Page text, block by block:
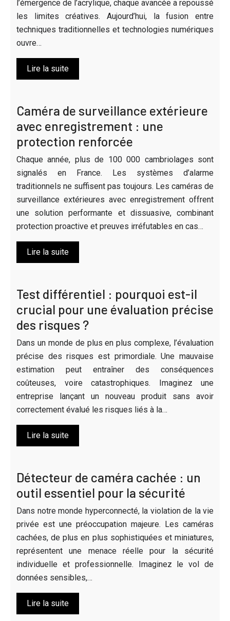
l’émergence de l’acrylique, chaque avancée a repoussé
les limites créatives. Aujourd’hui, la fusion entre
techniques traditionnelles et technologies numériques
ouvre…
Lire la suite
Caméra de surveillance extérieure
avec enregistrement : une
protection renforcée
Chaque année, plus de 100 000 cambriolages sont
signalés en France. Les systèmes d’alarme
traditionnels ne suffisent pas toujours. Les caméras de
surveillance extérieures avec enregistrement offrent
une solution performante et dissuasive, combinant
protection proactive et preuves irréfutables en cas…
Lire la suite
Test différentiel : pourquoi est-il
crucial pour une évaluation précise
des risques ?
Dans un monde de plus en plus complexe, l’évaluation
précise des risques est primordiale. Une mauvaise
estimation peut entraîner des conséquences
coûteuses, voire catastrophiques. Imaginez une
entreprise lançant un nouveau produit sans avoir
correctement évalué les risques liés à la…
Lire la suite
Détecteur de caméra cachée : un
outil essentiel pour la sécurité
Dans notre monde hyperconnecté, la violation de la vie
privée est une préoccupation majeure. Les caméras
cachées, de plus en plus sophistiquées et miniatures,
représentent une menace réelle pour la sécurité
individuelle et professionnelle. Imaginez le vol de
données sensibles,…
Lire la suite